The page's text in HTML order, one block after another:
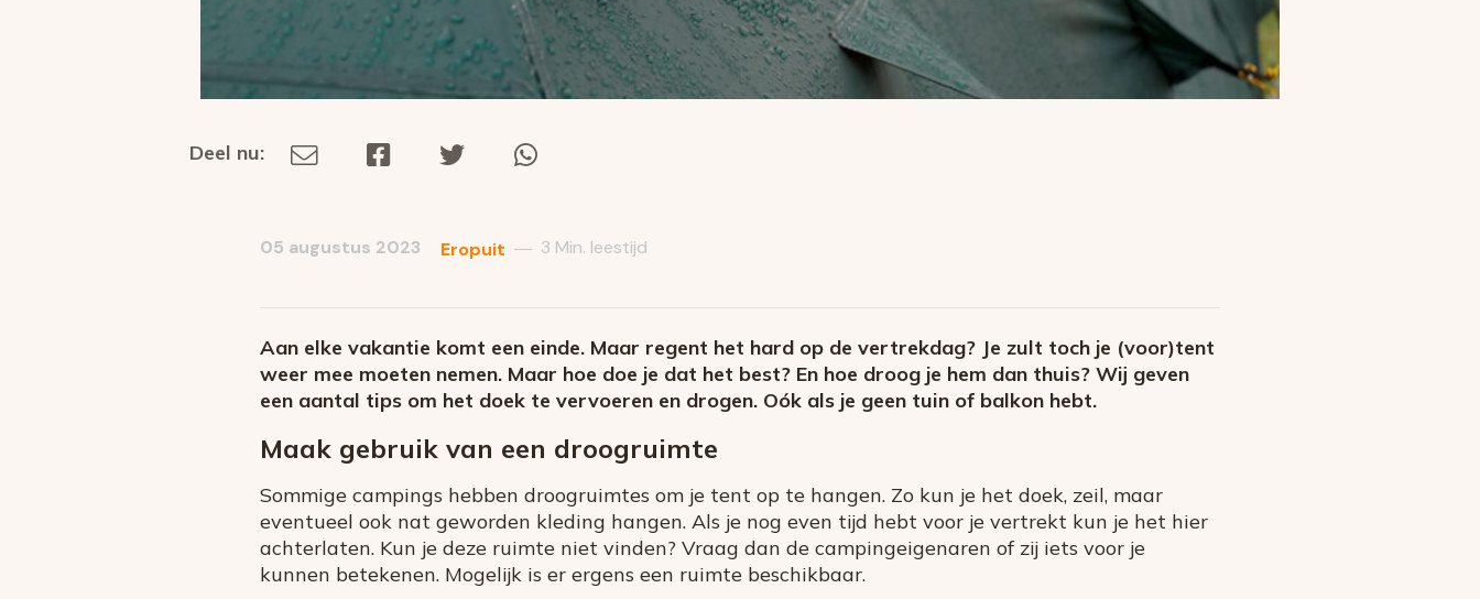
Deel
Deel nu:
mail
05 augustus 2023 Eropuit — 3 Min. leestijd
Aan elke vakantie komt een einde. Maar regent het hard op de vertrekdag? Je zult toch je (voor)tent
weer mee moeten nemen. Maar hoe doe je dat het best? En hoe droog je hem dan thuis? Wij geven
een aantal tips om het doek te vervoeren en drogen. Oók als je geen tuin of balkon hebt.
Maak gebruik van een droogruimte
Sommige campings hebben droogruimtes om je tent op te hangen. Zo kun je het doek, zeil, maar
eventueel ook nat geworden kleding hangen. Als je nog even tijd hebt voor je vertrekt kun je het hier
achterlaten. Kun je deze ruimte niet vinden? Vraag dan de campingeigenaren of zij iets voor je
kunnen betekenen. Mogelijk is er ergens een ruimte beschikbaar.